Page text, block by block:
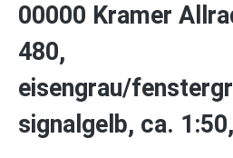
00000 Kramer
480,
eisengrau/
signalgelb, ca.